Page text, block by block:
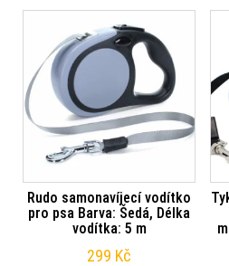
Rudo samonavíjecí vodítko
pro psa Barva: Šedá, Délka
vodítka: 5 m
299 Kč